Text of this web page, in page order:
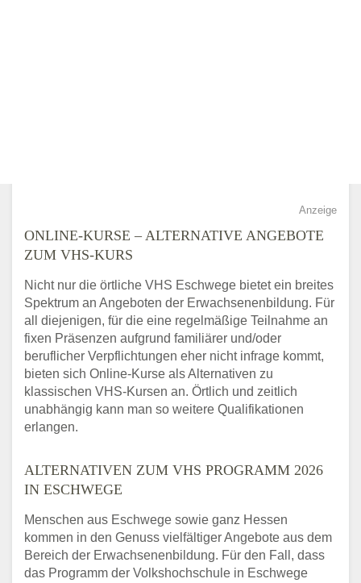
Anzeige
ONLINE-KURSE – ALTERNATIVE ANGEBOTE
ZUM VHS-KURS
Nicht nur die örtliche VHS Eschwege bietet ein breites
Spektrum an Angeboten der Erwachsenenbildung. Für
all diejenigen, für die eine regelmäßige Teilnahme an
fixen Präsenzen aufgrund familiärer und/oder
beruflicher Verpflichtungen eher nicht infrage kommt,
bieten sich Online-Kurse als Alternativen zu
klassischen VHS-Kursen an. Örtlich und zeitlich
unabhängig kann man so weitere Qualifikationen
erlangen.
ALTERNATIVEN ZUM VHS PROGRAMM 2026
IN ESCHWEGE
Menschen aus Eschwege sowie ganz Hessen
kommen in den Genuss vielfältiger Angebote aus dem
Bereich der Erwachsenenbildung. Für den Fall, dass
das Programm der Volkshochschule in Eschwege